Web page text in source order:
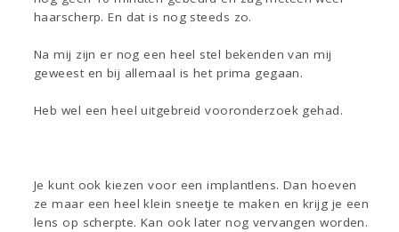
haarscherp. En dat is nog steeds zo.
Na mij zijn er nog een heel stel bekenden van mij
geweest en bij allemaal is het prima gegaan.
Heb wel een heel uitgebreid vooronderzoek gehad.
Je kunt ook kiezen voor een implantlens. Dan hoeven
ze maar een heel klein sneetje te maken en krijg je een
lens op scherpte. Kan ook later nog vervangen worden.